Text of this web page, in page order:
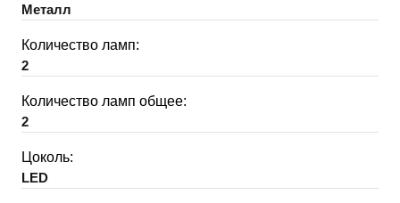
Металл
Количество ламп:
2
Количество ламп общее:
2
Цоколь:
LED